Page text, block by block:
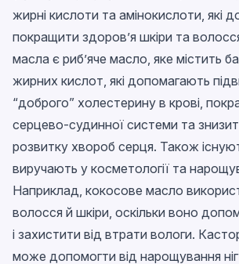
жирні кислоти та амінокислоти, які
покращити здоров’я шкіри та
масла є риб’яче масло, яке містить
жирних кислот, які допомагають
“доброго” холестерину в крові,
серцево-судинної системи та
розвитку хвороб серця. Також
виручають у косметології та
Наприклад, кокосове масло
волосся й шкіри, оскільки воно
і захистити від втрати вологи.
може допомогти від нарощування